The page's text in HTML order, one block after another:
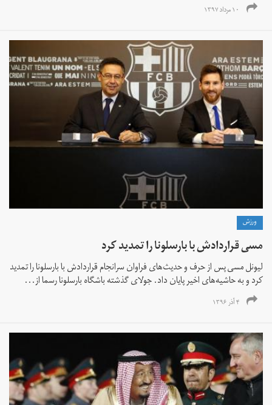
۱۰ مرداد ۱۳۹۷
ورزش
مسی قراردادش با بارسلونا را تمدید کرد
لیونل مسی پس از حرف و حدیث‌های فراوان سرانجام قراردادش با بارسلونا را تمدید
کرد و به حاشیه‌های اخیر پایان داد. جولای گذشته باشگاه بارسلونا رسما از...
۴ آذر ۱۳۹۶